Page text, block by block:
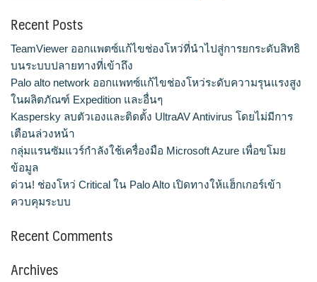
Recent Posts
TeamViewer ออกแพตซ์แก้ไขช่องโหว่ที่นำไปสู่การยกระดับสิทธิ
บนระบบปลายทางที่เข้าถึง
Palo alto network ออกแพทซ์แก้ไขช่องโหว่ระดับความรุนแรงสูง
ในผลิตภัณฑ์ Expedition และอื่นๆ
Kaspersky ลบตัวเองและติดตั้ง UltraAV Antivirus โดยไม่มีการ
เตือนล่วงหน้า
กลุ่มแรนซัมแวร์กำลังใช้เครื่องมือ Microsoft Azure เพื่อขโมย
ข้อมูล
ด่วน! ช่องโหว่ Critical ใน Palo Alto เปิดทางให้แฮ็กเกอร์เข้า
ควบคุมระบบ
Recent Comments
Archives